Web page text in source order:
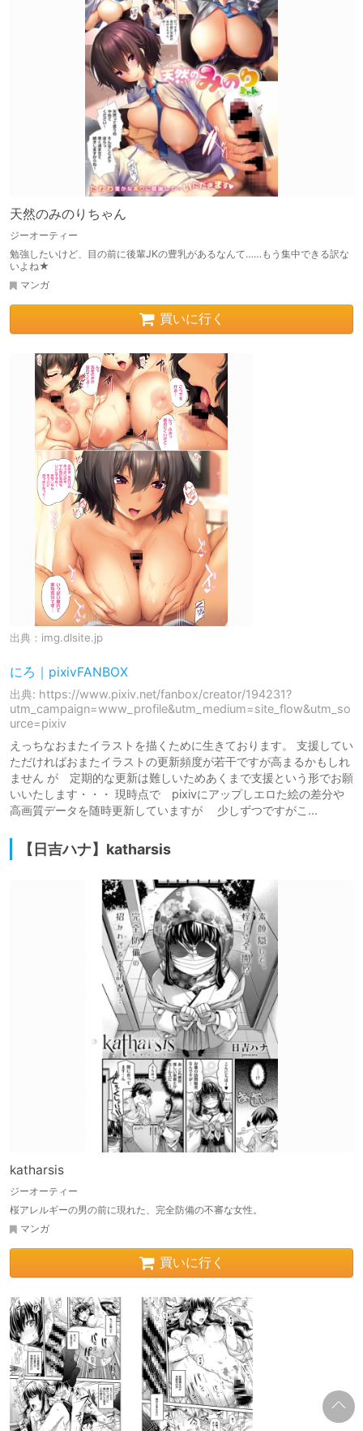
天然のみのりちゃん
ジーオーティー
勉強したいけど、目の前に後輩JKの豊乳があるなんて……もう集中できる訳な
いよね★
マンガ
買いに行く
出典： img.dlsite.jp
にろ｜pixivFANBOX
出典: https://www.pixiv.net/fanbox/creator/194231?
utm_campaign=www_profile&utm_medium=site_flow&utm_so
urce=pixiv
えっちなおまたイラストを描くために生きております。 支援してい
ただければおまたイラストの更新頻度が若干ですが高まるかもしれ
ません が 定期的な更新は難しいためあくまで支援という形でお願
いいたします・・・ 現時点で pixivにアップしエロた絵の差分や
高画質データを随時更新していますが 少しずつですがこ...
【日吉ハナ】katharsis
katharsis
ジーオーティー
桜アレルギーの男の前に現れた、完全防備の不審な女性。
マンガ
買いに行く